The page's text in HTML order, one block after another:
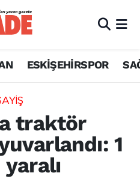
ESKİŞEHİRSPOR
traktör
1